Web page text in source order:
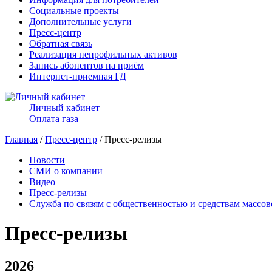
Социальные проекты
Дополнительные услуги
Пресс-центр
Обратная связь
Реализация непрофильных активов
Запись абонентов на приём
Интернет-приемная ГД
Личный кабинет
Оплата газа
Главная /Пресс-центр / Пресс-релизы
Новости
СМИ о компании
Видео
Пресс-релизы
Служба по связям с общественностью и средствам
Пресс-релизы
2026